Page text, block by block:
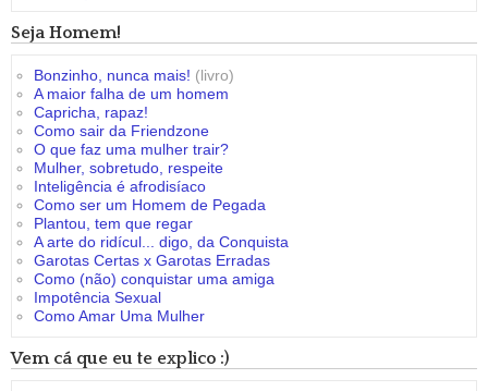
Seja Homem!
Bonzinho, nunca mais! (livro)
A maior falha de um homem
Capricha, rapaz!
Como sair da Friendzone
O que faz uma mulher trair?
Mulher, sobretudo, respeite
Inteligência é afrodisíaco
Como ser um Homem de Pegada
Plantou, tem que regar
A arte do ridícul... digo, da Conquista
Garotas Certas x Garotas Erradas
Como (não) conquistar uma amiga
Impotência Sexual
Como Amar Uma Mulher
Vem cá que eu te explico :)